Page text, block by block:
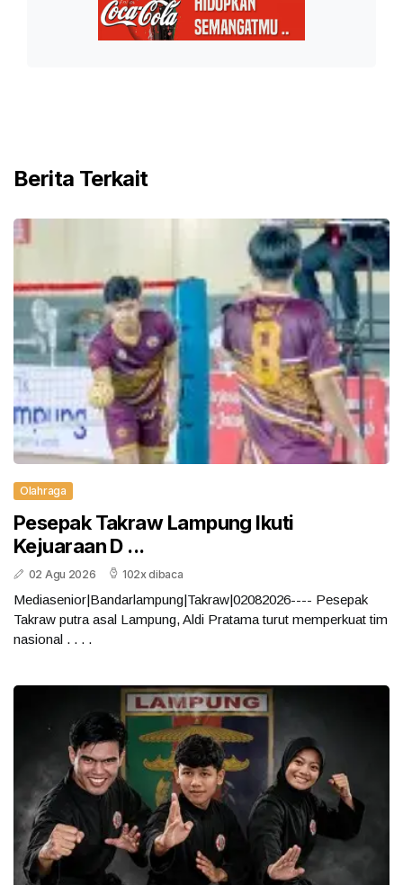
Berita Terkait
Olahraga
Pesepak Takraw Lampung Ikuti
Kejuaraan D ...
02 Agu 2026 102x dibaca
Mediasenior|Bandarlampung|Takraw|02082026---- Pesepak
Takraw putra asal Lampung, Aldi Pratama turut memperkuat tim
nasional . . . .